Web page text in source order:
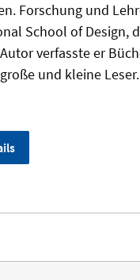
Forschung und
School of Design,
verfasste er
und kleine